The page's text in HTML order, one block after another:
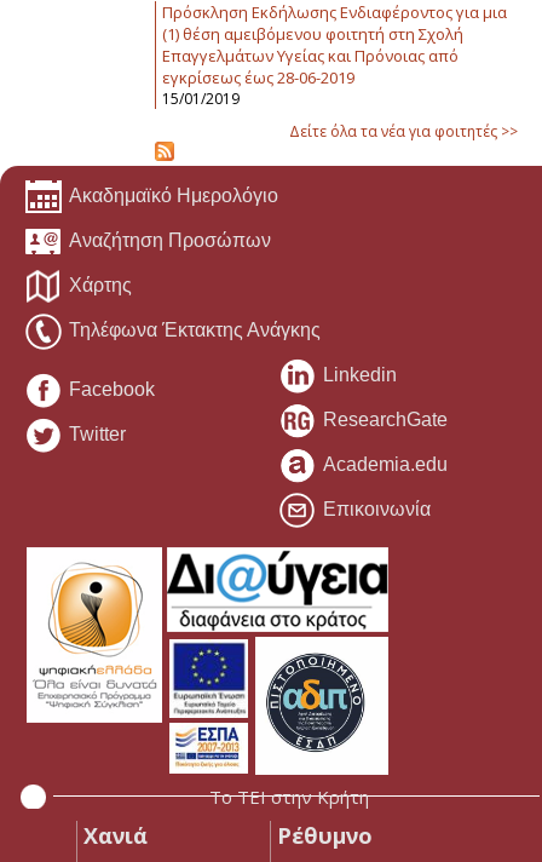
Πρόσκληση Εκδήλωσης Ενδιαφέροντος για μια
(1) θέση αμειβόμενου φοιτητή στη Σχολή
Επαγγελμάτων Υγείας και Πρόνοιας από
εγκρίσεως έως 28-06-2019
15/01/2019
Δείτε όλα τα νέα για φοιτητές >>
Ακαδημαϊκό Ημερολόγιο
Αναζήτηση Προσώπων
Χάρτης
Τηλέφωνα Έκτακτης Ανάγκης
Facebook
Twitter
Linkedin
ResearchGate
Academia.edu
Επικοινωνία
Το ΤΕΙ στην Κρήτη
Χανιά Ρέθυμνο